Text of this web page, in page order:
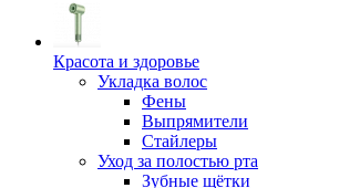
Красота и здоровье
Укладка волос
Фены
Выпрямители
Стайлеры
Уход за полостью рта
Зубные щётки